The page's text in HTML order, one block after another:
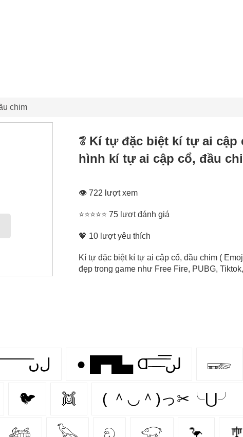
chim
𓆂 Kí tự đặc biệt kí tự ai cập
hình kí tự ai cập cổ, đầu
👁 722 lượt xem
⭐⭐⭐⭐⭐ 75 lượt đánh giá
💖 10 lượt yêu thích
Kí tự đặc biệt kí tự ai cập cổ, đầu chim (
đẹp trong game như Free Fire, PUBG,
Ɑ͞ ͞ ͞ ͞ ͞ ͞ ͞ ͞ لﮞ ● █▀█▄ Ɑ͞ ̶͞ ̶͞ ̶͞ لں͞ 𓆃
🐦‍ 👯‍ ( ＾◡＾)っ✂╰⋃╯